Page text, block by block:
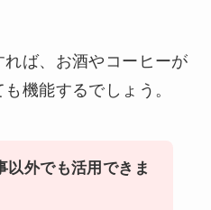
ば、お酒やコーヒーが
機能するでしょう。
以外でも活用できま